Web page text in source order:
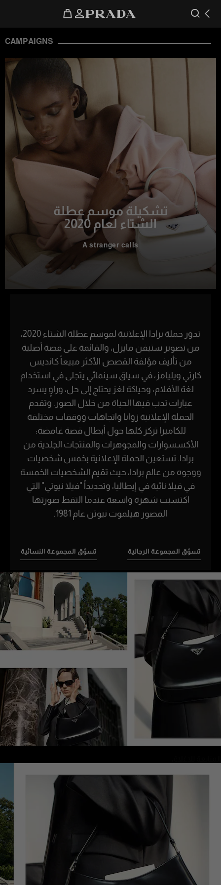
CAMPAIGNS
تشكيلة موسم عطلة
الشتاء لعام 2020
A stranger calls
تسوّق المجموعة الرجالية تسوّق المجموعة النسائية
تدور حملة برادا الإعلانية لموسم عطلة الشتاء 2020،
من تصوير ستيفن مايزل، والقائمة على قصة أصلية
من تأليف مؤلفة القصص الأكثر مبيعاً كانديس
كارتي ويليامز، في سياق سينمائي يتجلى في استخدام
لغة الأفلام، وحياكة لغز يحتاج إلى حل، وراوٍ يسرد
عبارات تدب فيها الحياة من خلال الصور. وتقدم
الحملة الإعلانية زوايا واتجاهات ووقفات مختلفة
للكاميرا تركز كلها حول أبطال قصة غامضة:
الأكسسوارات والمجوهرات والمنتجات الجلدية من
برادا. تستعين الحملة الإعلانية بخمس شخصيات
ووجوه من عالم برادا، حيث تقيم الشخصيات الخمسة
في فيلا نائية في إيطاليا، وتحديداً "فيلا نيوتي" التي
اكتسبت شهرة واسعة عندما التقط صورتها
المصور هيلموت نيوتن عام 1981.